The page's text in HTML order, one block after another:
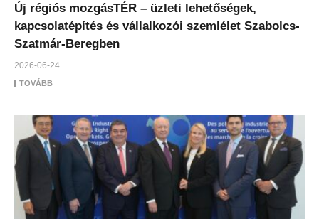
Új régiós mozgásTÉR – üzleti lehetőségek,
kapcsolatépítés és vállalkozói szemlélet Szabolcs-
Szatmár-Beregben
2026-06-24
TOVÁBB